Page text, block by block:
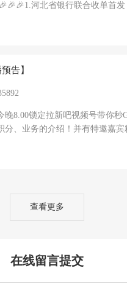
河北省银行联合收单首发
告】
晚8.00锁定拉新吧视频号带你秒
分、业务的介绍！并有特邀嘉宾
查看更多
在线留言提交